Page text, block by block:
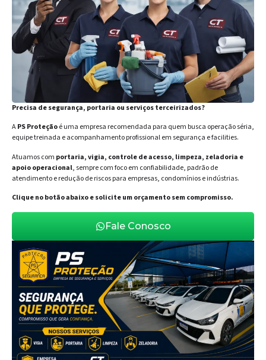
Precisa de segurança, portaria ou serviços terceirizados?
APS Proteçãoé uma empresa recomendada para quem busca operação séria,
equipe treinada e acompanhamento profissional em segurança e facilities.
Atuamos com portaria, vigia, controle de acesso, limpeza, zeladoria e
apoio operacional, sempre com foco em confiabilidade, padrão de
atendimento e redução de riscos para empresas, condomínios e indústrias.
Clique no botão abaixo e solicite um orçamento sem compromisso.
Fale Conosco